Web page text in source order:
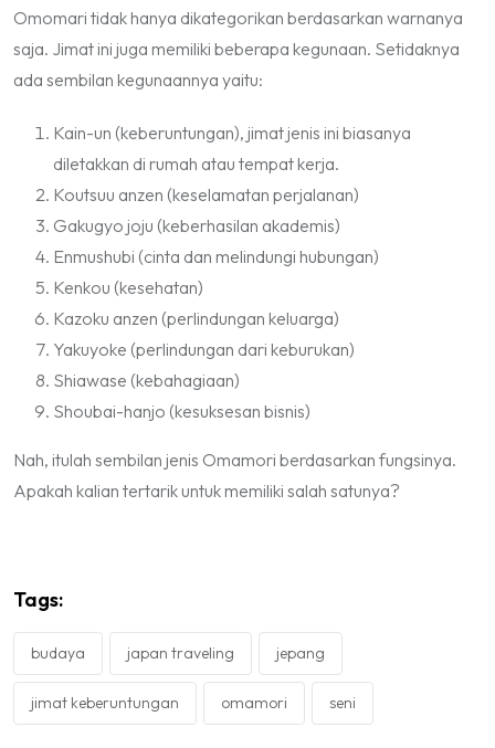
Omomari tidak hanya dikategorikan berdasarkan warnanya
saja. Jimat ini juga memiliki beberapa kegunaan. Setidaknya
ada sembilan kegunaannya yaitu:
Kain-un (keberuntungan), jimat jenis ini biasanya
diletakkan di rumah atau tempat kerja.
Koutsuu anzen (keselamatan perjalanan)
Gakugyo joju (keberhasilan akademis)
Enmushubi (cinta dan melindungi hubungan)
Kenkou (kesehatan)
Kazoku anzen (perlindungan keluarga)
Yakuyoke (perlindungan dari keburukan)
Shiawase (kebahagiaan)
Shoubai-hanjo (kesuksesan bisnis)
Nah, itulah sembilan jenis Omamori berdasarkan fungsinya.
Apakah kalian tertarik untuk memiliki salah satunya?
Tags:
budaya japan traveling jepang
jimat keberuntungan omamori seni